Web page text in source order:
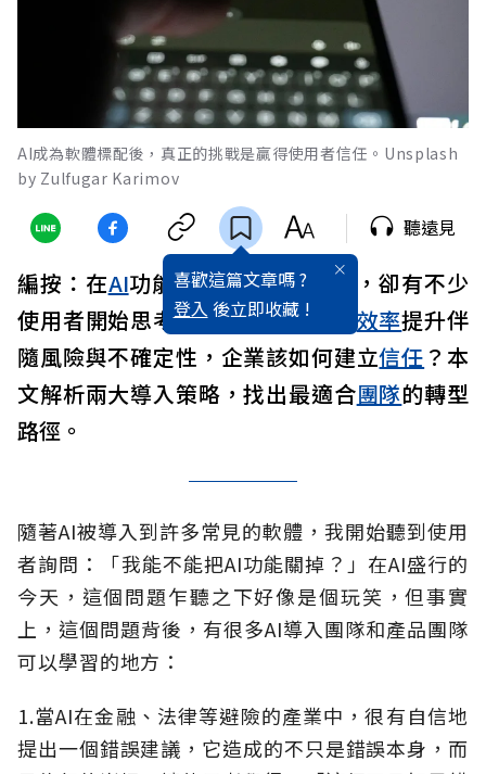
AI成為軟體標配後，真正的挑戰是贏得使用者信任。Unsplash
by Zulfugar Karimov
喜歡這篇文章嗎 ?
登入 後立即收藏 !
聽遠見
編按：在AI功能愈來愈普及的同時，卻有不少
使用者開始思考是否該關閉它。當 效率提升伴
隨風險與不確定性，企業該如何建立信任 ？本
文解析兩大導入策略，找出最適合團隊的轉型
路徑。
隨著AI被導入到許多常見的軟體，我開始聽到使用
者詢問：「我能不能把AI功能關掉？」在AI盛行的
今天，這個問題乍聽之下好像是個玩笑，但事實
上，這個問題背後，有很多AI導入團隊和產品團隊
可以學習的地方：
1.當AI在金融、法律等避險的產業中，很有自信地
提出一個錯誤建議，它造成的不只是錯誤本身，而